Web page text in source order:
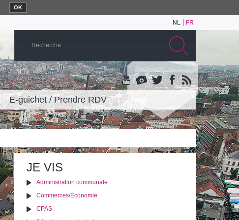
OK
NL FR
E-guichet / Prendre RDV
JE VIS
Administration communale
Commerces/Economie
CPAS